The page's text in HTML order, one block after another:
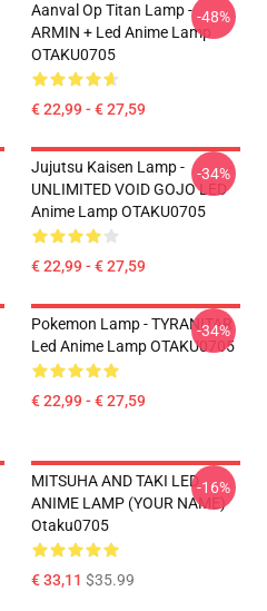
Aanval Op Titan Lamp -
ARMIN + Led Anime Lamp
OTAKU0705
€ 22,99 - € 27,59
-48%
Jujutsu Kaisen Lamp -
UNLIMITED VOID GOJO LED
Anime Lamp OTAKU0705
€ 22,99 - € 27,59
-34%
Pokemon Lamp - TYRANITAR
Led Anime Lamp OTAKU0705
€ 22,99 - € 27,59
-34%
MITSUHA AND TAKI LED
ANIME LAMP (YOUR NAME)
Otaku0705
€ 33,11 $35.99
-16%